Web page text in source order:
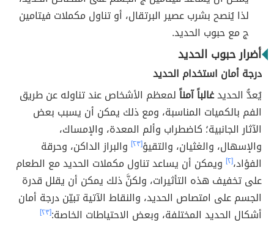
لذا يُنصح بشرب عصير البرتقال، أو تناول مكملات فيتامين
ج مع حبوب الحديد.
أضرار حبوب الحديد
درجة أمان استخدام الحديد
يُعدُّ الحديدغالباً آمناًلمعظم الأشخاص عند تناوله عن طريق
الفم بالكميات المناسبة، ومع ذلك يمكن أن يسبب بعض
الآثار الجانبية؛ كاضطراب وألم المعدة، والإمساك،
والإسهال، والغثيان، والتقيؤ[٢٣]
والبراز الداكن، وحرقة
الفؤاد،[٢]
ويمكن أن يساعد تناول مكملات الحديد مع الطعام
على تخفيف هذه التأثيرات، ولكنَّ ذلك يمكن أن يقلل قدرة
الجسم على امتصاص الحديد، والنقاط الآتية تبيّن درجة أمان
أشكال الحديد المختلفة، وبعض الاحتياطات الخاصة:[٢٣]